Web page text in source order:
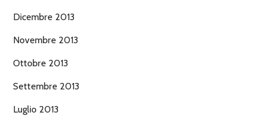
Dicembre 2013
Novembre 2013
Ottobre 2013
Settembre 2013
Luglio 2013